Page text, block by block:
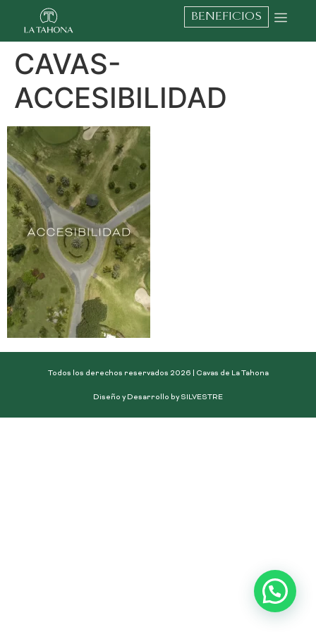
BENEFICIOS
CAVAS-
ACCESIBILIDAD
Todos los derechos reservados 2026 | Cavas de La Tahona
Diseño y Desarrollo by SILVESTRE